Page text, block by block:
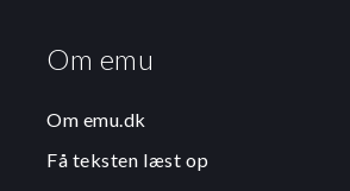
Om emu
Om emu.dk
Få teksten læst op